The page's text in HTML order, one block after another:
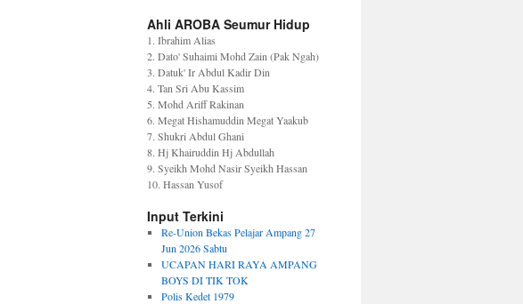
Ahli AROBA Seumur Hidup
1. Ibrahim Alias
2. Dato' Suhaimi Mohd Zain (Pak Ngah)
3. Datuk' Ir Abdul Kadir Din
4. Tan Sri Abu Kassim
5. Mohd Ariff Rakinan
6. Megat Hishamuddin Megat Yaakub
7. Shukri Abdul Ghani
8. Hj Khairuddin Hj Abdullah
9. Syeikh Mohd Nasir Syeikh Hassan
10. Hassan Yusof
Input Terkini
Re-Union Bekas Pelajar Ampang 27
Jun 2026 Sabtu
UCAPAN HARI RAYA AMPANG
BOYS DI TIK TOK
Polis Kedet 1979